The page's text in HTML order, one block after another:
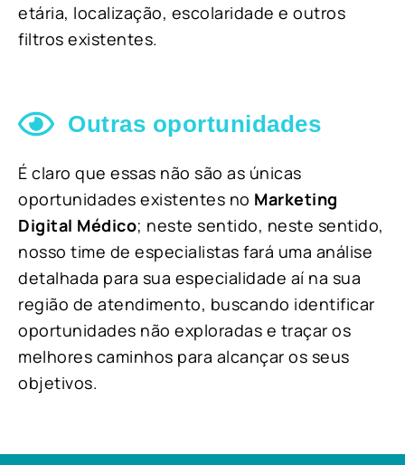
etária, localização, escolaridade e outros
filtros existentes.
Outras oportunidades
É claro que essas não são as únicas
oportunidades existentes no Marketing
Digital Médico; neste sentido, neste sentido,
nosso time de especialistas fará uma análise
detalhada para sua especialidade aí na sua
região de atendimento, buscando identificar
oportunidades não exploradas e traçar os
melhores caminhos para alcançar os seus
objetivos.